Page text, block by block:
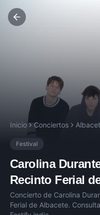
Inicio Conciertos
Festival
Carolina
Recinto Ferial
Concierto de Carolina
Ferial de Albacete.